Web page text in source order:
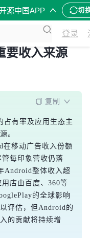
源中国APP 切
登录
要收入来源
复制
占有率及应用生态主
。
在移动广告收入份额
管每印象营收仍落
Android整体收入超
店由百度、360等
的全球影响
评估，但Android的
的贡献将持续增